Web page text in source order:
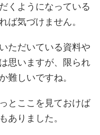
くようになっている
ば気づけません。
ただいている資料や
思いますが、限られ
難しいですね。
とここを見ておけば
ありました。